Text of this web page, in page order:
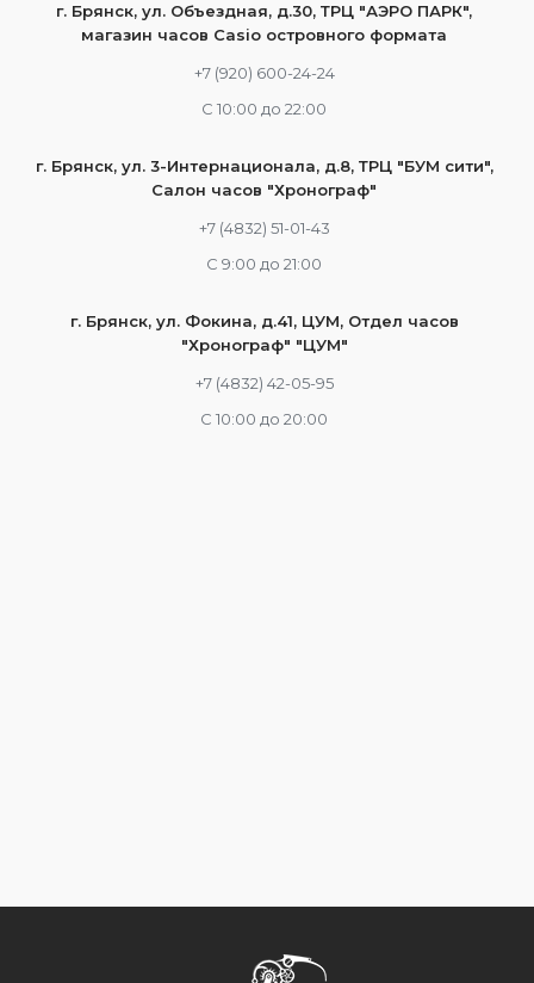
г. Брянск, ул. Объездная, д.30, ТРЦ "АЭРО ПАРК",
магазин часов Casio островного формата
+7 (920) 600-24-24
С 10:00 до 22:00
г. Брянск, ул. 3-Интернационала, д.8, ТРЦ "БУМ сити",
Салон часов "Хронограф"
+7 (4832) 51-01-43
С 9:00 до 21:00
г. Брянск, ул. Фокина, д.41, ЦУМ, Отдел часов
"Хронограф" "ЦУМ"
+7 (4832) 42-05-95
С 10:00 до 20:00